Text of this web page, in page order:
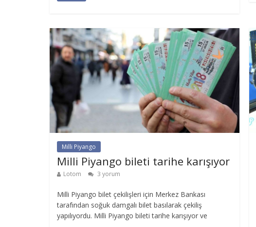
Milli Piyango
Milli Piyango bileti tarihe karışıyor
Lotom 3 yorum
Milli Piyango bilet çekilişleri için Merkez Bankası
tarafından soğuk damgalı bilet basılarak çekiliş
yapılıyordu. Milli Piyango bileti tarihe karışıyor ve